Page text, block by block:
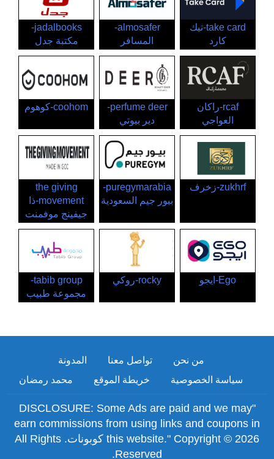
take card-تيك
كارد
almosafer-
المسافر
jadalbooks-
مكتبة جدل
rcaf-راكان
العواجي
perfume deer-
دير بيوتي
coohom-كوهوم
zukhrf-زخرف
puregymarabia-
بيور جيم السعودية
the giving
movement-ذا
جيفينج موفمنت
Ego-ايجو rocky-روكي
tabib group-
مجموعة طبيب
من نحن تواصل معنا
المدونة
سياسة الخصوصية
خريطة الموقع محمد رمضان
"DISCLOSURE: Some Ads are paid and we may
earn commissions from using links and coupons in
this website." Copyright © 2026 كوبونات. All Rights
Reserved.